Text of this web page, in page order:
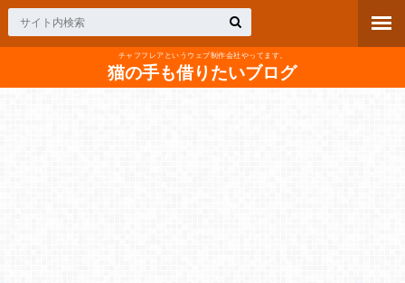
チャフフレアというウェブ制作会社やってます。
猫の手も借りたいブログ